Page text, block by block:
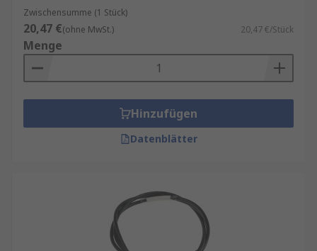
Zwischensumme (1 Stück)
20,47 €(ohne MwSt.) 20,47 €/Stück
Menge
Hinzufügen
Datenblätter